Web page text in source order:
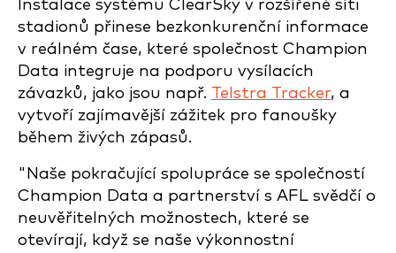
Instalace systému ClearSky v rozšířené síti
stadionů přinese bezkonkurenční informace
v reálném čase, které společnost Champion
Data integruje na podporu vysílacích
závazků, jako jsou např. Telstra Tracker, a
vytvoří zajímavější zážitek pro fanoušky
během živých zápasů.
"Naše pokračující spolupráce se společností
Champion Data a partnerství s AFL svědčí o
neuvěřitelných možnostech, které se
otevírají, když se naše výkonnostní